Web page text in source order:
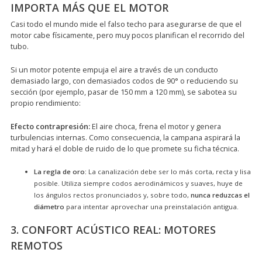
IMPORTA MÁS QUE EL MOTOR
Casi todo el mundo mide el falso techo para asegurarse de que el
motor cabe físicamente, pero muy pocos planifican el recorrido del
tubo.
Si un motor potente empuja el aire a través de un conducto
demasiado largo, con demasiados codos de 90° o reduciendo su
sección (por ejemplo, pasar de 150 mm a 120 mm), se sabotea su
propio rendimiento:
Efecto contrapresión:El aire choca, frena el motor y genera
turbulencias internas. Como consecuencia, la campana aspirará la
mitad y hará el doble de ruido de lo que promete su ficha técnica.
La regla de oro: La canalización debe ser lo más corta, recta y lisa
posible. Utiliza siempre codos aerodinámicos y suaves, huye de
los ángulos rectos pronunciados y, sobre todo, nunca reduzcas el
diámetro para intentar aprovechar una preinstalación antigua.
3. CONFORT ACÚSTICO REAL: MOTORES
REMOTOS